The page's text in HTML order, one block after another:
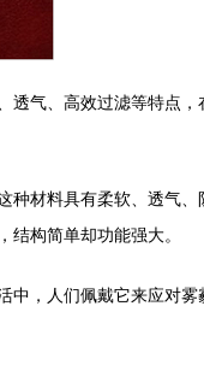
气、高效过滤等特点
材料具有柔软、透气
构简单却功能强大。
，人们佩戴它来应对